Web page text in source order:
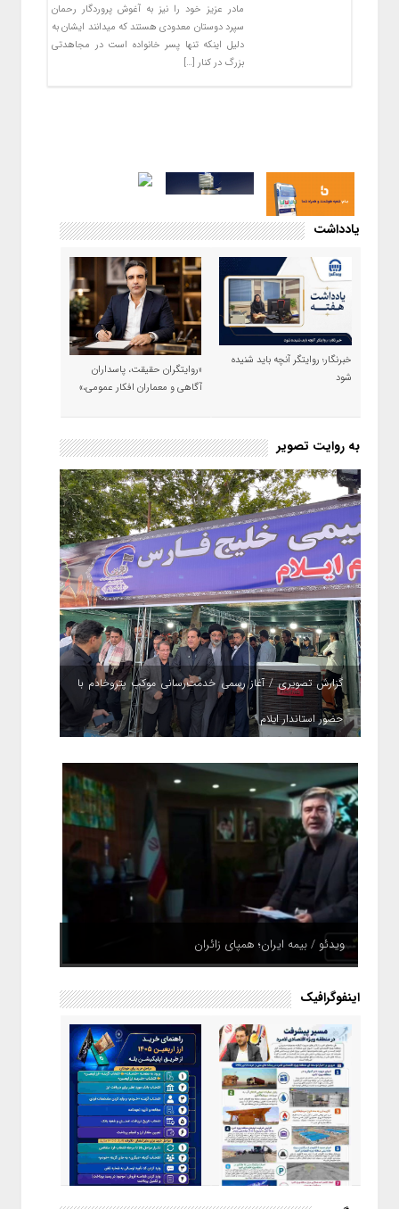
مادر عزیز خود را نیز به آغوش پروردگار رحمان
سپرد دوستان معدودی هستند که میدانند ایشان به
دلیل اینکه تنها پسر خانواده است در مجاهدتی
بزرگ در کنار […]
یادداشت
خبرنگار؛ روایتگر آنچه باید شنیده
شود
«روایتگران حقیقت، پاسداران
آگاهی و معماران افکار عمومی،»
به روایت تصویر
گزارش تصویری / آغاز رسمی خدمت‌رسانی موکب پتروخادم با
حضور استاندار ایلام
ویدئو / بیمه ایران؛ همپای زائران
اینفوگرافیک
اینفوگرافیک / راهنمای خرید ارز